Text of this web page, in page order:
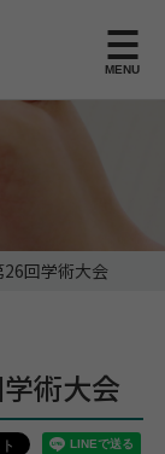
MENU
26回学術大会
術大会